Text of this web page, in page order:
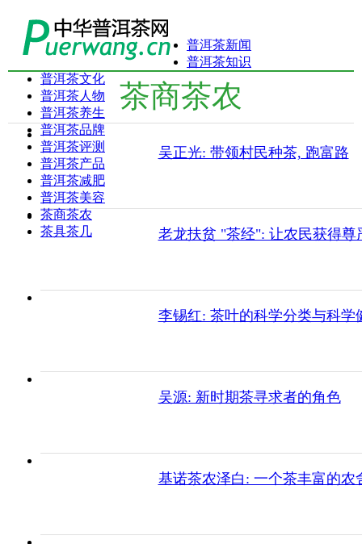
普洱茶新闻
普洱茶知识
普洱茶文化
普洱茶人物
普洱茶养生
普洱茶品牌
普洱茶评测
普洱茶产品
普洱茶减肥
普洱茶美容
茶商茶农
茶具茶几
茶商茶农
吴正光: 带领村民种茶, 跑富路
老龙扶贫 "茶经": 让农民获得尊
李锡红: 茶叶的科学分类与科学
吴源: 新时期茶寻求者的角色
基诺茶农泽白: 一个茶丰富的农